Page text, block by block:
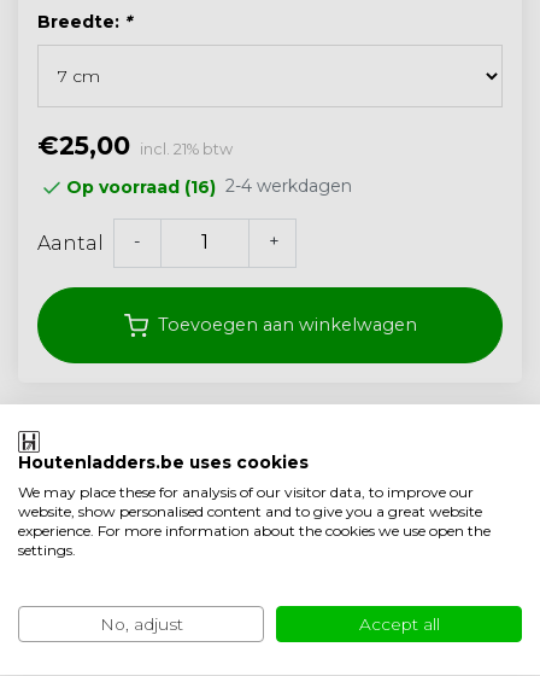
Breedte: *
€25,00 incl. 21% btw
Op voorraad (16) 2-4 werkdagen
Aantal - +
Toevoegen aan winkelwagen
Gratis verzonden vanaf 250,- (<40 kg)
Ambachtelijke kwaliteit uit Nederland
Toevoegen aan vergelijking
Product informatie
Houtenladders.be uses cookies
We may place these for analysis of our visitor data, to improve our
website, show personalised content and to give you a great website
experience. For more information about the cookies we use open the
settings.
No, adjust Accept all